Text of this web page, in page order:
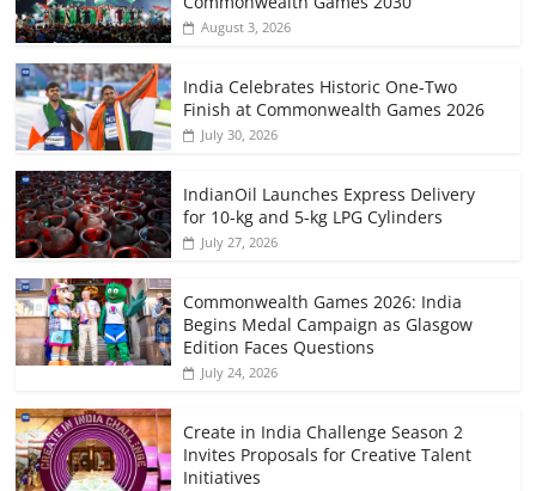
August 3, 2026
India Celebrates Historic One-Two
Finish at Commonwealth Games 2026
July 30, 2026
IndianOil Launches Express Delivery
for 10-kg and 5-kg LPG Cylinders
July 27, 2026
Commonwealth Games 2026: India
Begins Medal Campaign as Glasgow
Edition Faces Questions
July 24, 2026
Create in India Challenge Season 2
Invites Proposals for Creative Talent
Initiatives